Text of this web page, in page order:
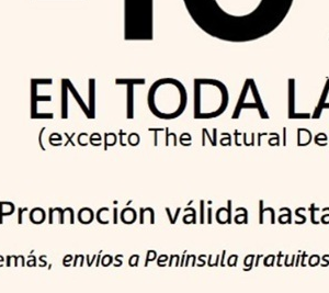
EAB que garantiza un acabado
perfecta cuidando de la salud de tus
elegir dentro de una amplia
el color del esmalte en las uñas,
fácil aplicación con el novedoso pincel
de la uña, cuidando los detalles